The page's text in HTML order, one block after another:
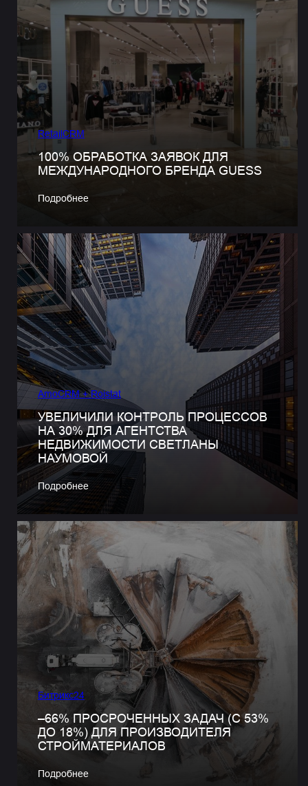
RetailCRM
100% ОБРАБОТКА ЗАЯВОК ДЛЯ
МЕЖДУНАРОДНОГО БРЕНДА GUESS
Подробнее
AmoCRM + Roistat
УВЕЛИЧИЛИ КОНТРОЛЬ ПРОЦЕССОВ
НА 30% ДЛЯ АГЕНТСТВА
НЕДВИЖИМОСТИ СВЕТЛАНЫ
НАУМОВОЙ
Подробнее
Битрикс24
–66% ПРОСРОЧЕННЫХ ЗАДАЧ (С 53%
ДО 18%) ДЛЯ ПРОИЗВОДИТЕЛЯ
СТРОЙМАТЕРИАЛОВ
Подробнее